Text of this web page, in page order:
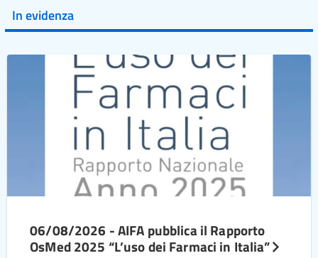
In evidenza
06/08/2026 - AIFA pubblica il Rapporto
OsMed 2025 “L’uso dei Farmaci in Italia”